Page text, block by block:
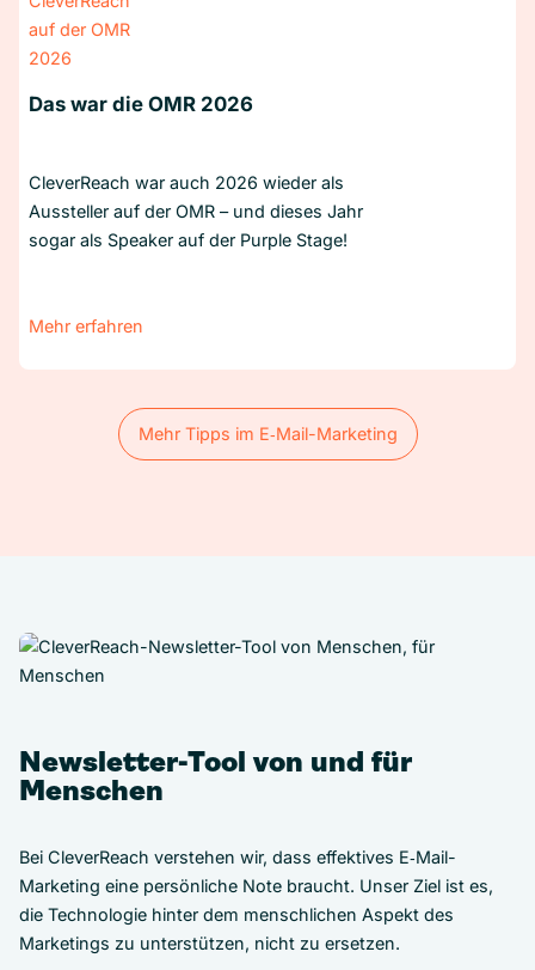
Das war die OMR 2026
CleverReach war auch 2026 wieder als
Aussteller auf der OMR – und dieses Jahr
sogar als Speaker auf der Purple Stage!
Mehr erfahren
Mehr Tipps im E‑Mail-Marketing
Mehr Tipps im E‑Mail-Marketing
Newsletter-Tool von und für
Menschen
Bei CleverReach verstehen wir, dass effektives E‑Mail-
Marketing eine persönliche Note braucht. Unser Ziel ist es,
die Technologie hinter dem menschlichen Aspekt des
Marketings zu unterstützen, nicht zu ersetzen.